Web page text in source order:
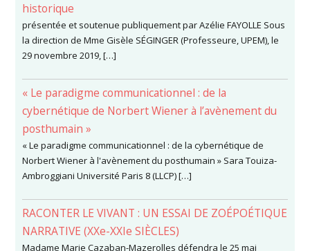
historique
présentée et soutenue publiquement par Azélie FAYOLLE Sous
la direction de Mme Gisèle SÉGINGER (Professeure, UPEM), le
29 novembre 2019, […]
« Le paradigme communicationnel : de la
cybernétique de Norbert Wiener à l’avènement du
posthumain »
« Le paradigme communicationnel : de la cybernétique de
Norbert Wiener à l'avènement du posthumain » Sara Touiza-
Ambroggiani Université Paris 8 (LLCP) […]
RACONTER LE VIVANT : UN ESSAI DE ZOÉPOÉTIQUE
NARRATIVE (XXe-XXIe SIÈCLES)
Madame Marie Cazaban-Mazerolles défendra le 25 mai